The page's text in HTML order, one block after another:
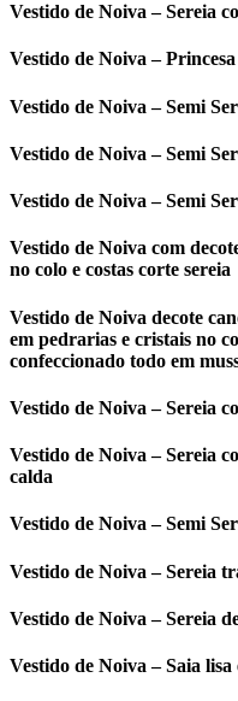
Vestido de Noiva – Sereia
Vestido de Noiva –
Vestido de Noiva – Semi
Vestido de Noiva – Semi
Vestido de Noiva – Semi
Vestido de Noiva com
no colo e costas corte sereia
Vestido de Noiva decote
em pedrarias e cristais no
confeccionado todo em
Vestido de Noiva – Sereia
Vestido de Noiva – Sereia
calda
Vestido de Noiva – Semi
Vestido de Noiva – Sereia
Vestido de Noiva – Sereia
Vestido de Noiva – Saia